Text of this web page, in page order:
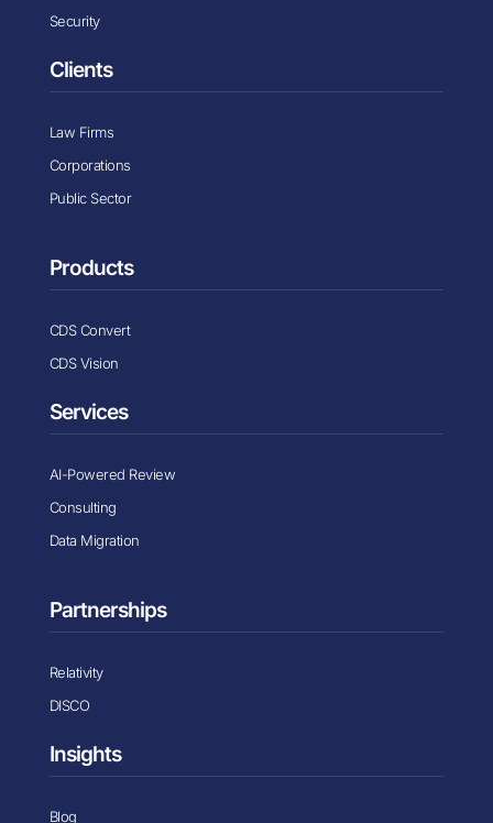
Security
Clients
Law Firms
Corporations
Public Sector
Products
CDS Convert
CDS Vision
Services
AI-Powered Review
Consulting
Data Migration
Partnerships
Relativity
DISCO
Insights
Blog